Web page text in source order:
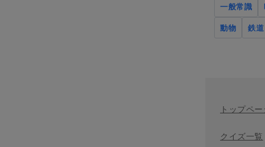
一般常識
動物
鉄道
トップペ
クイズ一覧